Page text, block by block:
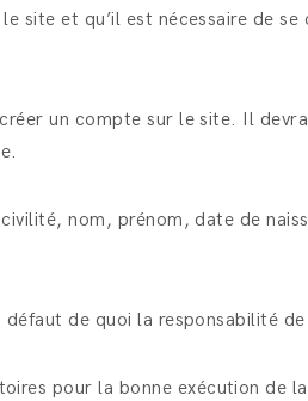
site et qu’il est nécessaire de
un compte sur le site. Il
nom, prénom, date de
de quoi la responsabilité
pour la bonne exécution de